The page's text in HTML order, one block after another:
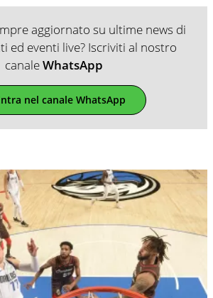
aggiornato su ultime news di
ed eventi live? Iscriviti al nostro
canaleWhatsApp
nel canale WhatsApp